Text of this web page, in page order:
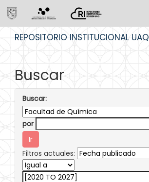
REPOSITORIO INSTITUCIONAL UAQ
Buscar
Buscar:
por
Filtros actuales: